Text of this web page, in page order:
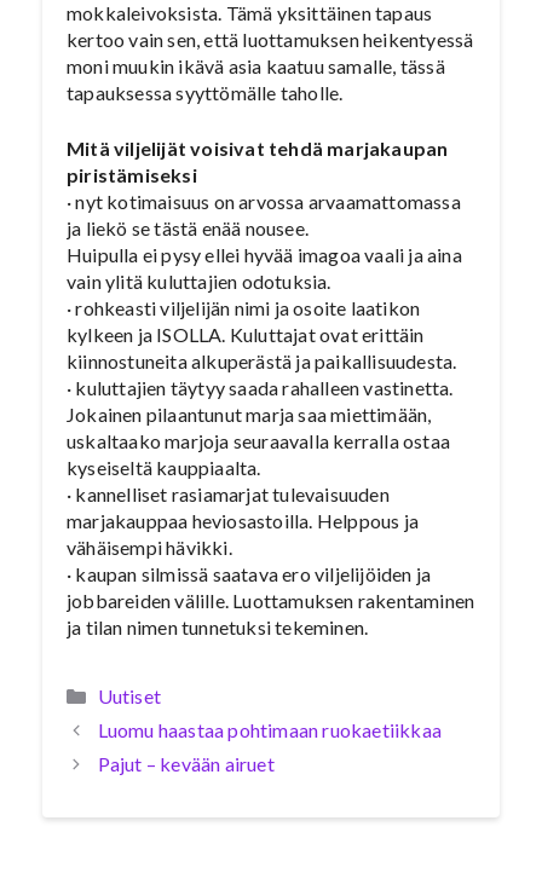
mokkaleivoksista. Tämä yksittäinen tapaus
kertoo vain sen, että luottamuksen heikentyessä
moni muukin ikävä asia kaatuu samalle, tässä
tapauksessa syyttömälle taholle.
Mitä viljelijät voisivat tehdä marjakaupan
piristämiseksi
· nyt kotimaisuus on arvossa arvaamattomassa
ja liekö se tästä enää nousee.
Huipulla ei pysy ellei hyvää imagoa vaali ja aina
vain ylitä kuluttajien odotuksia.
· rohkeasti viljelijän nimi ja osoite laatikon
kylkeen ja ISOLLA. Kuluttajat ovat erittäin
kiinnostuneita alkuperästä ja paikallisuudesta.
· kuluttajien täytyy saada rahalleen vastinetta.
Jokainen pilaantunut marja saa miettimään,
uskaltaako marjoja seuraavalla kerralla ostaa
kyseiseltä kauppiaalta.
· kannelliset rasiamarjat tulevaisuuden
marjakauppaa heviosastoilla. Helppous ja
vähäisempi hävikki.
· kaupan silmissä saatava ero viljelijöiden ja
jobbareiden välille. Luottamuksen rakentaminen
ja tilan nimen tunnetuksi tekeminen.
Kategoriat
Uutiset
Luomu haastaa pohtimaan ruokaetiikkaa
Pajut – kevään airuet